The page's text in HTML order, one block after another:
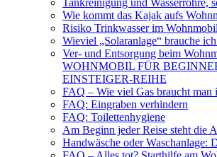
Wie kommt das Kajak aufs
Risiko Trinkwasser im
Wieviel „Solaranlage“ brauche
Ver- und Entsorgung beim
WOHNMOBIL FÜR
EINSTEIGER-REIHE
FAQ – Wie viel Gas braucht man
FAQ: Eingraben verhindern
FAQ: Toilettenhygiene
Am Beginn jeder Reise steht die
Handwäsche oder Waschanlage: